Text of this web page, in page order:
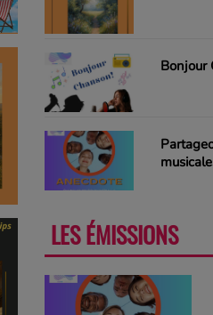
Bonjour
LES ÉMISSIONS